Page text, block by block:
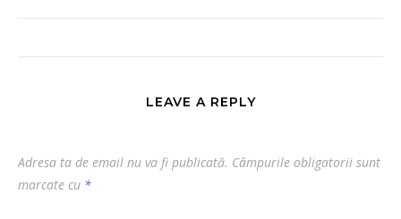
LEAVE A REPLY
Adresa ta de email nu va fi publicată. Câmpurile obligatorii sunt
marcate cu *